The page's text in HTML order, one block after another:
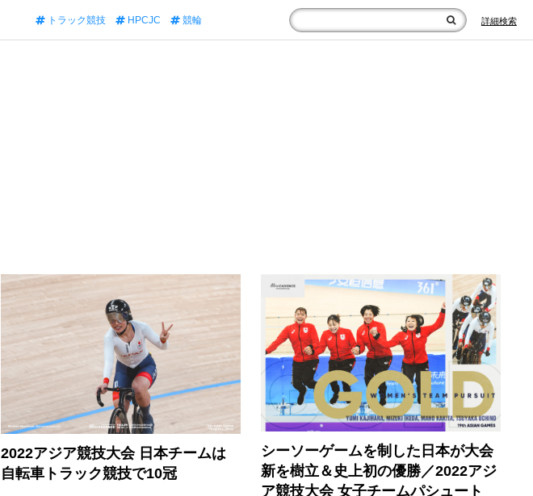
トラック競技 HPCJC 競輪 詳細検索
2022アジア競技大会 日本チームは
自転車トラック競技で10冠
シーソーゲームを制した日本が大会
新を樹立＆史上初の優勝／2022アジ
ア競技大会 女子チームパシュート